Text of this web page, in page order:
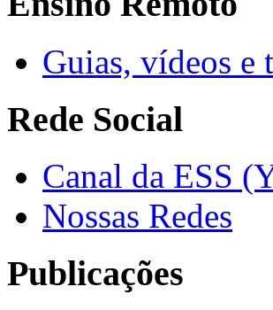
Guias, vídeos e
Rede Social
Canal da ESS
Nossas Redes
Publicações